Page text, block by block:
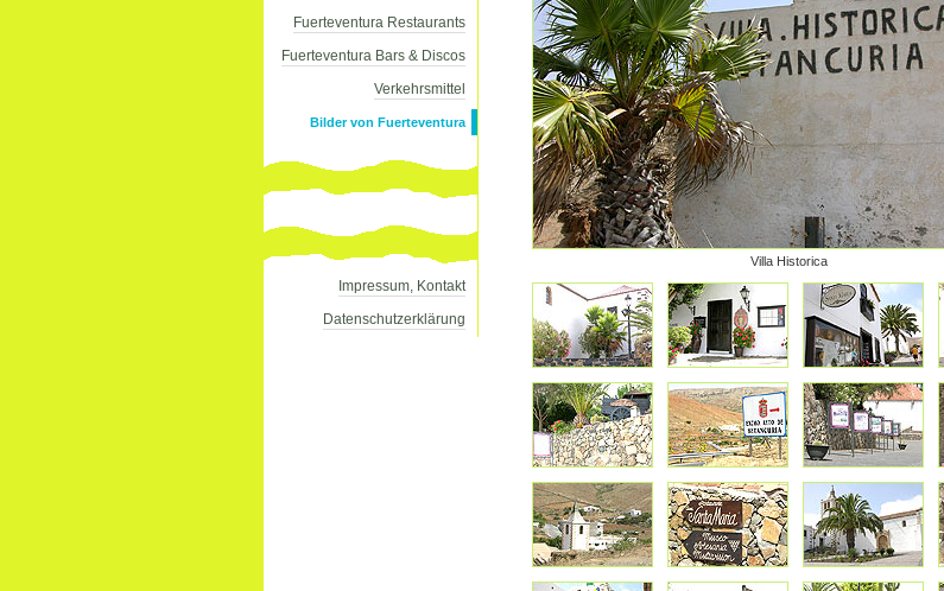
Fuerteventura Restaurants
Fuerteventura Bars & Discos
Verkehrsmittel
Bilder von Fuerteventura
Impressum, Kontakt
Datenschutzerklärung
Villa Historica